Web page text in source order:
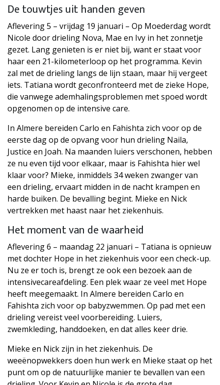
De touwtjes uit handen geven
Aflevering 5 – vrijdag 19 januari – Op Moederdag wordt
Nicole door drieling Nova, Mae en Ivy in het zonnetje
gezet. Lang genieten is er niet bij, want er staat voor
haar een 21-kilometerloop op het programma. Kevin
zal met de drieling langs de lijn staan, maar hij vergeet
iets. Tatiana wordt geconfronteerd met de zieke Hope,
die vanwege ademhalingsproblemen met spoed wordt
opgenomen op de intensive care.
In Almere bereiden Carlo en Fahishta zich voor op de
eerste dag op de opvang voor hun drieling Naila,
Justice en Joah. Na maanden luiers verschonen, hebben
ze nu even tijd voor elkaar, maar is Fahishta hier wel
klaar voor? Mieke, inmiddels 34 weken zwanger van
een drieling, ervaart midden in de nacht krampen en
harde buiken. De bevalling begint. Mieke en Nick
vertrekken met haast naar het ziekenhuis.
Het moment van de waarheid
Aflevering 6 – maandag 22 januari – Tatiana is opnieuw
met dochter Hope in het ziekenhuis voor een check-up.
Nu ze er toch is, brengt ze ook een bezoek aan de
intensivecareafdeling. Een plek waar ze veel met Hope
heeft meegemaakt. In Almere bereiden Carlo en
Fahishta zich voor op babyzwemmen. Op pad met een
drieling vereist veel voorbereiding. Luiers,
zwemkleding, handdoeken, en dat alles keer drie.
Mieke en Nick zijn in het ziekenhuis. De
weeënopwekkers doen hun werk en Mieke staat op het
punt om op de natuurlijke manier te bevallen van een